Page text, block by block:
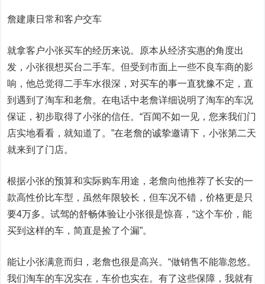
詹建康日常和客户交车
就拿客户小张买车的经历来说。原本从经济实惠的角度出
发，小张很想买台二手车。但受到市面上一些不良车商的影
响，他总觉得二手车水很深，对买车的事一直犹豫不定，直
到遇到了淘车和老詹。在电话中老詹详细说明了淘车的车况
保证，初步取得了小张的信任。“百闻不如一见，您来我们门
店实地看看，就知道了。”在老詹的诚挚邀请下，小张第二天
就来到了门店。
根据小张的预算和实际购车用途，老詹向他推荐了长安的一
款高性价比车型，虽然年限较长，但车况不错，价格更是只
要4万多。试驾的舒畅体验让小张很是惊喜，“这个车价，能
买到这样的车，简直是捡了个漏”。
能让小张满意而归，老詹也很是高兴。“做销售不能靠忽悠。
我们淘车的车况实在，车价也实在。有了这些保障，我就有